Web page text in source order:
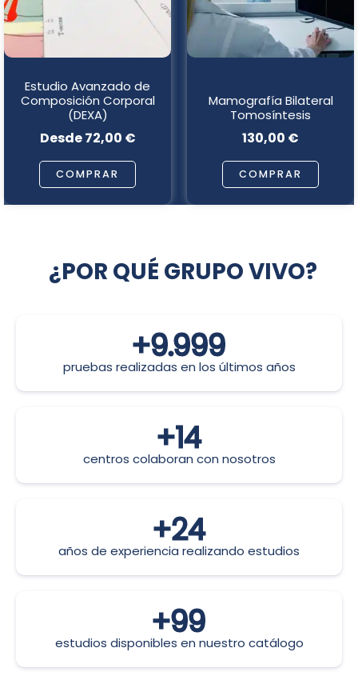
Estudio Avanzado de
Composición Corporal
(DEXA)
Desde72,00 €
COMPRAR
opciones
en
la
página
de
producto
Mamografía Bilateral
Tomosíntesis
130,00 €
COMPRAR
opciones
se
pueden
la
página
de
producto
¿POR QUÉ GRUPO VIVO?
pruebas realizadas en los últimos años
+10.000
centros colaboran con nosotros
+15
años de experiencia realizando estudios
+25
estudios disponibles en nuestro catálogo
+100